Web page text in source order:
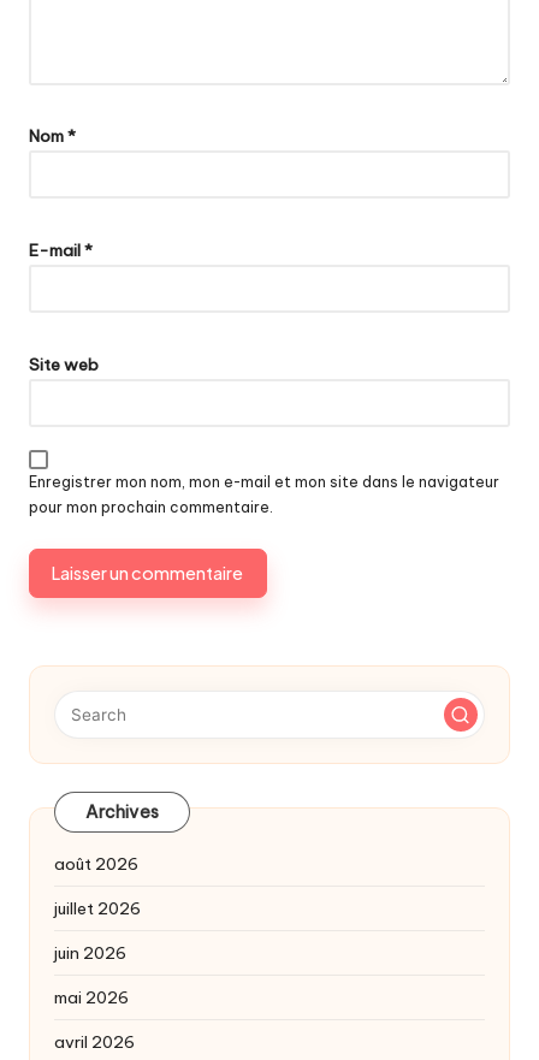
Nom*
E-mail*
Site web
Enregistrer mon nom, mon e-mail et mon site dans le navigateur
pour mon prochain commentaire.
Archives
août 2026
juillet 2026
juin 2026
mai 2026
avril 2026